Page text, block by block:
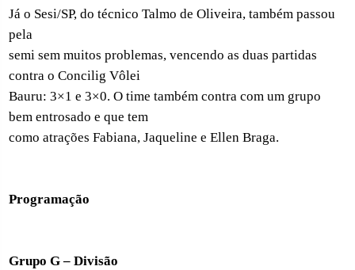
Já o Sesi/SP, do técnico Talmo de Oliveira, também passou
pela
semi sem muitos problemas, vencendo as duas partidas
contra o Concilig Vôlei
Bauru: 3×1 e 3×0. O time também contra com um grupo
bem entrosado e que tem
como atrações Fabiana, Jaqueline e Ellen Braga.
Programação
Grupo G – Divisão